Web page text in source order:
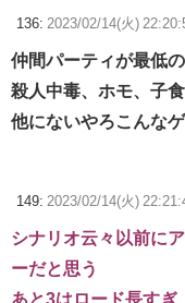
136: 2023/02/14(火)
仲間パーティが最低
殺人中毒、ホモ、子
他にないやろこんな
149: 2023/02/14(火)
シナリオ云々以前に
ーだと思う
あと3はロード長すぎ